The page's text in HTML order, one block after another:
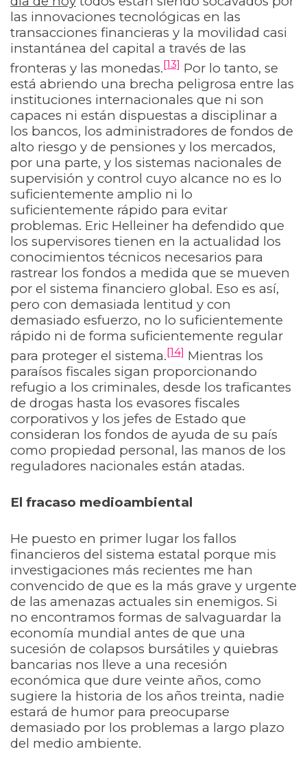
las innovaciones tecnológicas en las
transacciones financieras y la movilidad casi
instantánea del capital a través de las
fronteras y las monedas.[13] Por lo tanto, se
está abriendo una brecha peligrosa entre las
instituciones internacionales que ni son
capaces ni están dispuestas a disciplinar a
los bancos, los administradores de fondos de
alto riesgo y de pensiones y los mercados,
por una parte, y los sistemas nacionales de
supervisión y control cuyo alcance no es lo
suficientemente amplio ni lo
suficientemente rápido para evitar
problemas. Eric Helleiner ha defendido que
los supervisores tienen en la actualidad los
conocimientos técnicos necesarios para
rastrear los fondos a medida que se mueven
por el sistema financiero global. Eso es así,
pero con demasiada lentitud y con
demasiado esfuerzo, no lo suficientemente
rápido ni de forma suficientemente regular
para proteger el sistema.[14] Mientras los
paraísos fiscales sigan proporcionando
refugio a los criminales, desde los traficantes
de drogas hasta los evasores fiscales
corporativos y los jefes de Estado que
consideran los fondos de ayuda de su país
como propiedad personal, las manos de los
reguladores nacionales están atadas.
El fracaso medioambiental
He puesto en primer lugar los fallos
financieros del sistema estatal porque mis
investigaciones más recientes me han
convencido de que es la más grave y urgente
de las amenazas actuales sin enemigos. Si
no encontramos formas de salvaguardar la
economía mundial antes de que una
sucesión de colapsos bursátiles y quiebras
bancarias nos lleve a una recesión
económica que dure veinte años, como
sugiere la historia de los años treinta, nadie
estará de humor para preocuparse
demasiado por los problemas a largo plazo
del medio ambiente.